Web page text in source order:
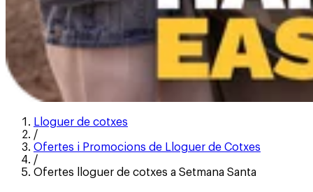
Lloguer de cotxes
/
Ofertes i Promocions de Lloguer de Cotxes
/
Ofertes lloguer de cotxes a Setmana Santa